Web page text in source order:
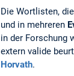
Die Wortlisten,
und in mehreren
in der Forschung
extern valide
Horvath.